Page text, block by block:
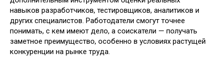
навыков разработчиков, тестировщиков, аналитиков и
других специалистов. Работодатели смогут точнее
понимать, с кем имеют дело, а соискатели — получать
заметное преимущество, особенно в условиях растущей
конкуренции на рынке труда.